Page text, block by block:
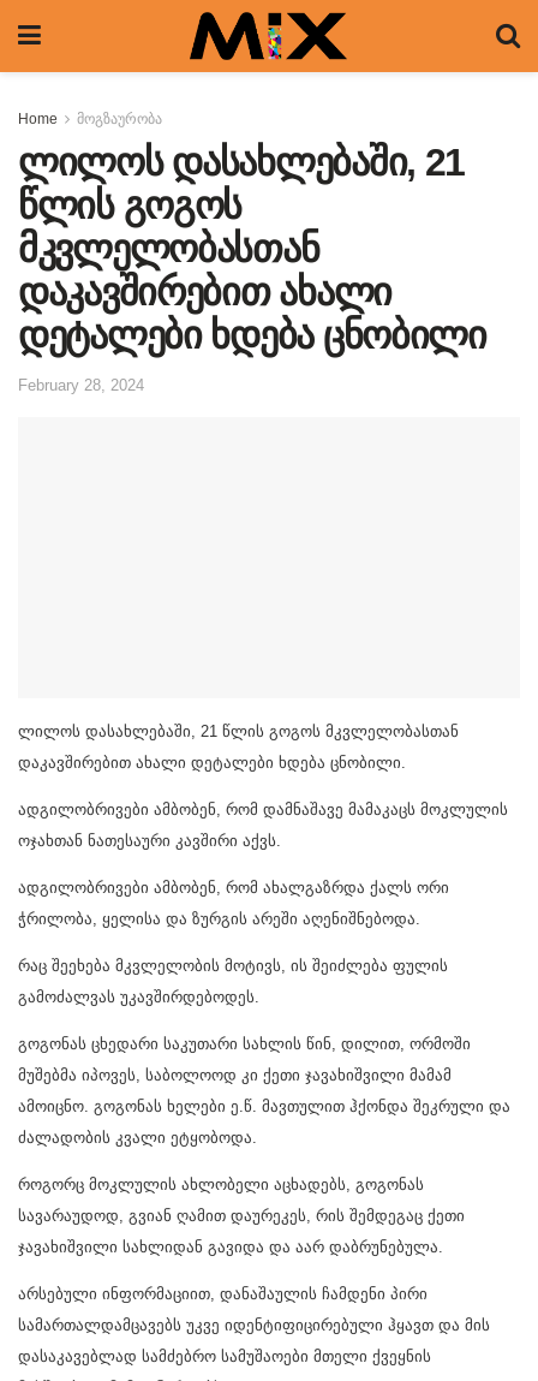
Home მოგზაურობა
ლილოს დასახლებაში, 21
წლის გოგოს
მკვლელობასთან
დაკავშირებით ახალი
დეტალები ხდება ცნობილი
February 28, 2024
ლილოს დასახლებაში, 21 წლის გოგოს მკვლელობასთან
დაკავშირებით ახალი დეტალები ხდება ცნობილი.
ადგილობრივები ამბობენ, რომ დამნაშავე მამაკაცს მოკლულის
ოჯახთან ნათესაური კავშირი აქვს.
ადგილობრივები ამბობენ, რომ ახალგაზრდა ქალს ორი
ჭრილობა, ყელისა და ზურგის არეში აღენიშნებოდა.
რაც შეეხება მკვლელობის მოტივს, ის შეიძლება ფულის
გამოძალვას უკავშირდებოდეს.
გოგონას ცხედარი საკუთარი სახლის წინ, დილით, ორმოში
მუშებმა იპოვეს, საბოლოოდ კი ქეთი ჯავახიშვილი მამამ
ამოიცნო. გოგონას ხელები ე.წ. მავთულით ჰქონდა შეკრული და
ძალადობის კვალი ეტყობოდა.
როგორც მოკლულის ახლობელი აცხადებს, გოგონას
სავარაუდოდ, გვიან ღამით დაურეკეს, რის შემდეგაც ქეთი
ჯავახიშვილი სახლიდან გავიდა და აარ დაბრუნებულა.
არსებული ინფორმაციით, დანაშაულის ჩამდენი პირი
სამართალდამცავებს უკვე იდენტიფიცირებული ჰყავთ და მის
დასაკავებლად სამძებრო სამუშაოები მთელი ქვეყნის